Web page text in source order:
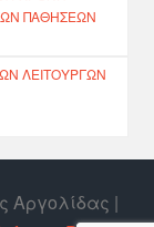
ΠΑΘΉΣΕΩΝ
ΛΕΙΤΟΥΡΓΩΝ
Αργολίδας |